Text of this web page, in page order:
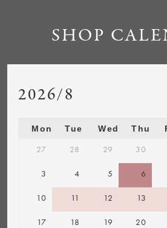
SHOP
2026/8
Mon Tue Wed Thu
27 28 29 30
3 4 5 6
10 11 12 13
17 18 19 20